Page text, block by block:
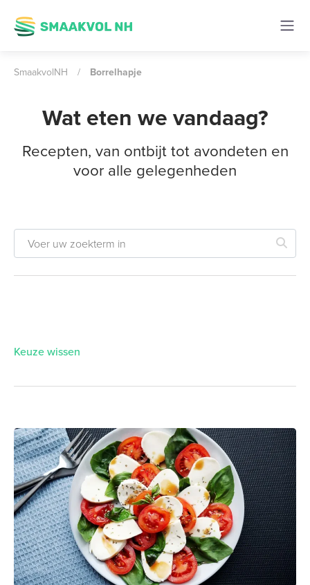
SmaakvolNH / Borrelhapje
Wat eten we vandaag?
Recepten, van ontbijt tot avondeten en
voor alle gelegenheden
Keuze wissen